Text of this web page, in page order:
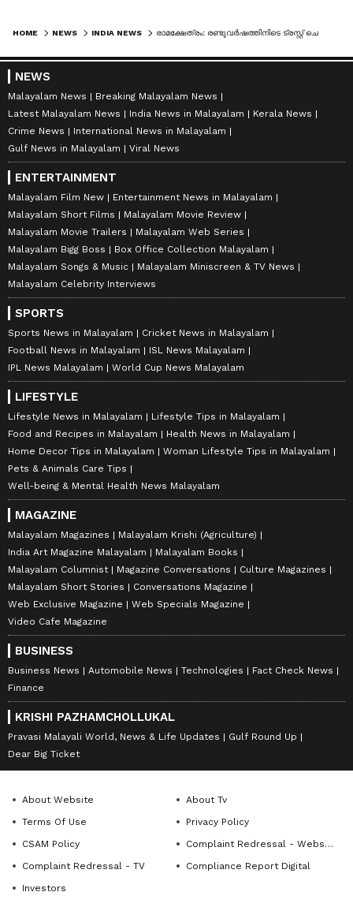
HOME NEWS INDIA NEWS
NEWS
Malayalam News
Breaking Malayalam News
Latest Malayalam News
India News in Malayalam
Kerala News
Crime News
International News in Malayalam
Gulf News in Malayalam
Viral News
ENTERTAINMENT
Malayalam Film New
Entertainment News in Malayalam
Malayalam Short Films
Malayalam Movie Review
Malayalam Movie Trailers
Malayalam Web Series
Malayalam Bigg Boss
Box Office Collection Malayalam
Malayalam Songs & Music
Malayalam Miniscreen & TV News
Malayalam Celebrity Interviews
SPORTS
Sports News in Malayalam
Cricket News in Malayalam
Football News in Malayalam
ISL News Malayalam
IPL News Malayalam
World Cup News Malayalam
LIFESTYLE
Lifestyle News in Malayalam
Lifestyle Tips in Malayalam
Food and Recipes in Malayalam
Health News in Malayalam
Home Decor Tips in Malayalam
Woman Lifestyle Tips in Malayalam
Pets & Animals Care Tips
Well-being & Mental Health News Malayalam
MAGAZINE
Malayalam Magazines
Malayalam Krishi (Agriculture)
India Art Magazine Malayalam
Malayalam Books
Malayalam Columnist
Magazine Conversations
Culture Magazines
Malayalam Short Stories
Conversations Magazine
Web Exclusive Magazine
Web Specials Magazine
Video Cafe Magazine
BUSINESS
Business News Automobile News Technologies
Fact Check News
Finance
KRISHI PAZHAMCHOLLUKAL
Pravasi Malayali World, News & Life Updates
Gulf Round Up
Dear Big Ticket
About Website
About Tv
Terms Of Use
Privacy Policy
CSAM Policy
Complaint Redressal - Website
Complaint Redressal - TV
Compliance Report Digital
Investors